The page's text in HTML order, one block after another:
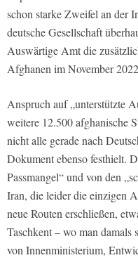
schon starke Zweifel an der
deutsche Gesellschaft
Auswärtige Amt die
Afghanen im November
Anspruch auf „unterstützte
weitere 12.500 afghanische
nicht alle gerade nach
Dokument ebenso festhielt.
Passmangel“ und von den
Iran, die leider die einzigen
neue Routen erschließen,
Taschkent – wo man damals
von Innenministerium,